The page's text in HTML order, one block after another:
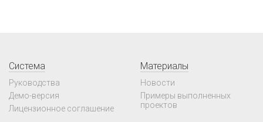
Система
Руководства
Демо-версия
Лицензионное соглашение
Материалы
Новости
Примеры выполненных
проектов